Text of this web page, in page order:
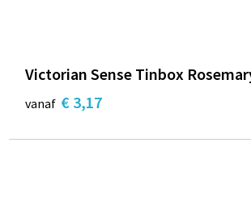
Victorian Sense Tinbox
vanaf € 3,17